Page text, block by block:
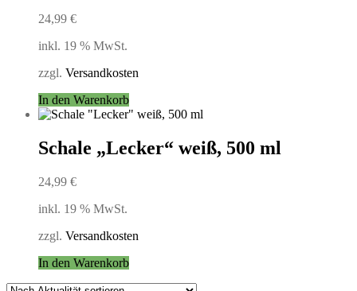
24,99 €
inkl. 19 % MwSt.
zzgl. Versandkosten
In den Warenkorb
Schale „Lecker“ weiß, 500 ml
24,99 €
inkl. 19 % MwSt.
zzgl. Versandkosten
In den Warenkorb